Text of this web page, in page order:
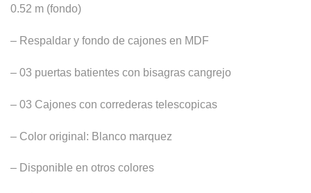
0.52 m (fondo)
– Respaldar y fondo de cajones en MDF
– 03 puertas batientes con bisagras cangrejo
– 03 Cajones con correderas telescopicas
– Color original: Blanco marquez
– Disponible en otros colores